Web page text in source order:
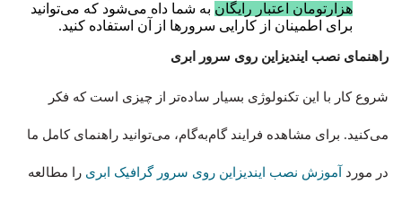
هزارتومان اعتبار رایگان به شما داه می‌شود که می‌توانید
برای اطمینان از کارایی سرورها از آن استفاده کنید.
راهنمای نصب ایندیزاین روی سرور ابری
شروع کار با این تکنولوژی بسیار ساده‌تر از چیزی است که فکر
می‌کنید. برای مشاهده فرایند گام‌به‌گام، می‌توانید راهنمای کامل ما
در مورد آموزش نصب ایندیزاین روی سرور گرافیک ابری را مطالعه